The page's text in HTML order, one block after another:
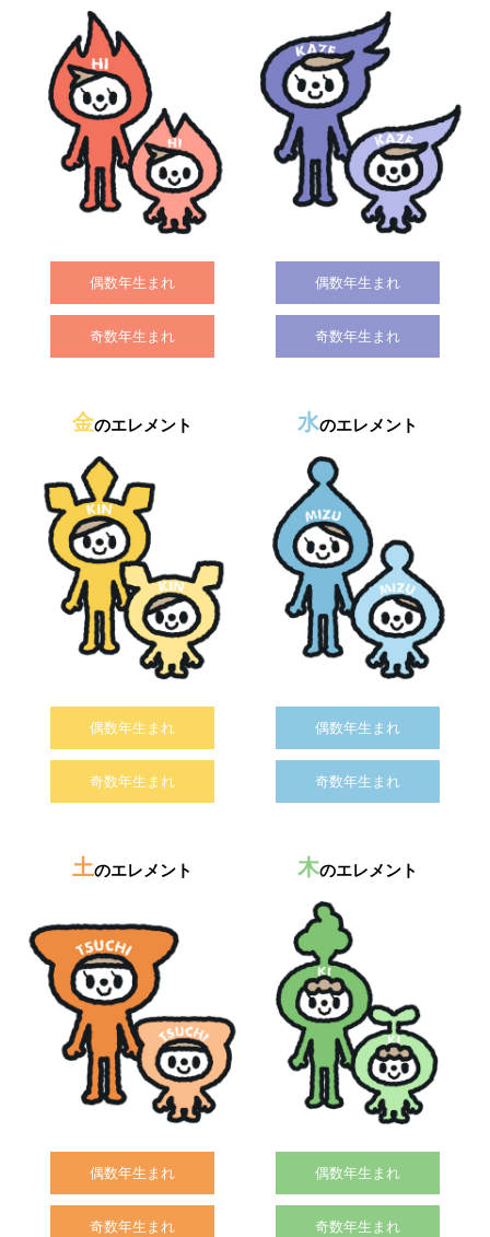
偶数年生まれ
奇数年生まれ
偶数年生まれ
奇数年生まれ
金のエレメント
偶数年生まれ
奇数年生まれ
水のエレメント
偶数年生まれ
奇数年生まれ
土のエレメント
偶数年生まれ
奇数年生まれ
木のエレメント
偶数年生まれ
奇数年生まれ